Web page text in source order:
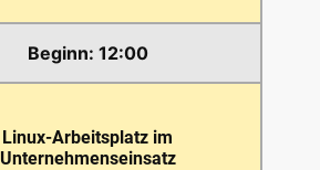
12:00
Linux-Arbeitsplatz im
Unternehmenseinsatz